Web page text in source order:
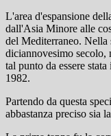
L'area d'espansione
dall'Asia Minore alle
del Mediterraneo. Nella
diciannovesimo secolo,
tal punto da essere
1982.
Partendo da questa
abbastanza preciso sia